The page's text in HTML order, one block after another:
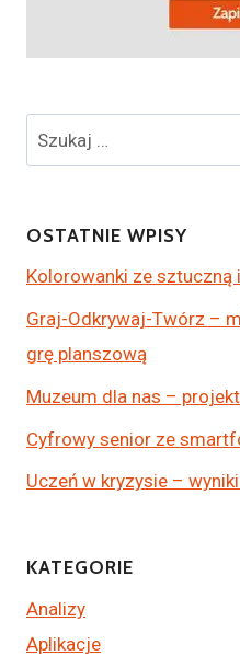
OSTATNIE WPISY
Kolorowanki ze sztuczną
Graj-Odkrywaj-Twórz –
grę planszową
Muzeum dla nas –
Cyfrowy senior ze
Uczeń w kryzysie –
KATEGORIE
Analizy
Aplikacje